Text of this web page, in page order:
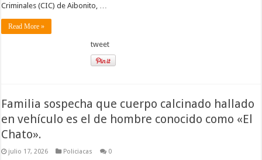
Criminales (CIC) de Aibonito, …
Read More »
tweet
Familia sospecha que cuerpo calcinado hallado
en vehículo es el de hombre conocido como «El
Chato».
julio 17, 2026 Policiacas 0